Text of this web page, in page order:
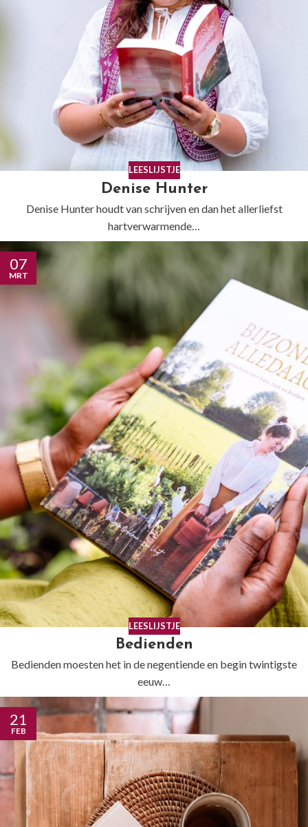
LEESLIJSTJE
Denise Hunter
Denise Hunter houdt van schrijven en dan het allerliefst
hartverwarmende…
07
MRT
LEESLIJSTJE
Bedienden
Bedienden moesten het in de negentiende en begin twintigste
eeuw…
21
FEB